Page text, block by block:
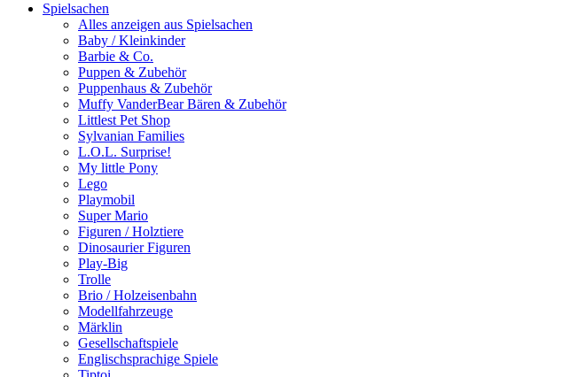
Spielsachen
Alles anzeigen aus Spielsachen
Baby / Kleinkinder
Barbie & Co.
Puppen & Zubehör
Puppenhaus & Zubehör
Muffy VanderBear Bären & Zubehör
Littlest Pet Shop
Sylvanian Families
L.O.L. Surprise!
My little Pony
Lego
Playmobil
Super Mario
Figuren / Holztiere
Dinosaurier Figuren
Play-Big
Trolle
Brio / Holzeisenbahn
Modellfahrzeuge
Märklin
Gesellschaftspiele
Englischsprachige Spiele